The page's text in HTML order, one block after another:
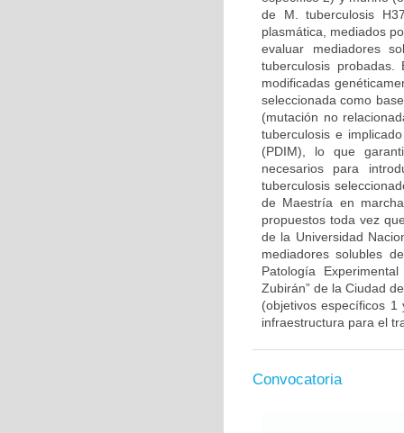
de M. tuberculosis
plasmática, mediados
evaluar mediadores
tuberculosis
modificadas
seleccionada como
(mutación no
tuberculosis e
(PDIM), lo que
necesarios para
tuberculosis
de Maestría en
propuestos toda vez
de la Universidad
mediadores solubles
Patología
Zubirán” de la Ciudad
(objetivos específicos
infraestructura para el
Convocatoria